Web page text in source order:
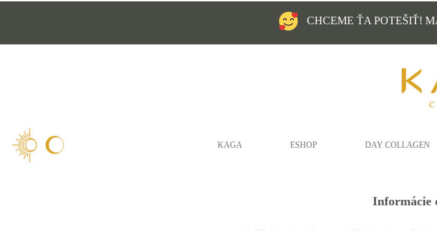
CHCEME ŤA POTEŠIŤ!
KAGA ESHOP DAY COLLAGEN
Informácie